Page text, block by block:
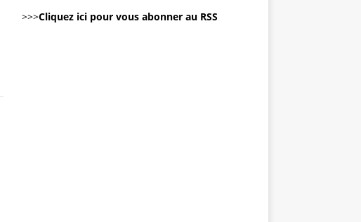
>>>Cliquez ici pour vous abonner au RSS